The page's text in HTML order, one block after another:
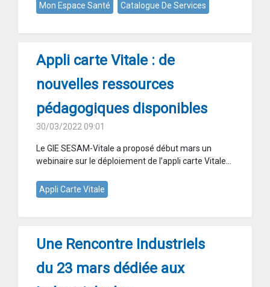
Mon Espace Santé Catalogue De Services
Appli carte Vitale : de
nouvelles ressources
pédagogiques disponibles
30/03/2022 09:01
Le GIE SESAM-Vitale a proposé début mars un
webinaire sur le déploiement de l’appli carte Vitale...
Appli Carte Vitale
Une Rencontre Industriels
du 23 mars dédiée aux